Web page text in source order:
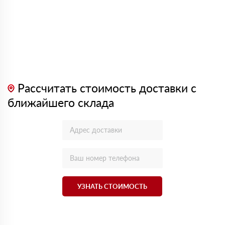
Рассчитать стоимость доставки с
ближайшего склада
УЗНАТЬ СТОИМОСТЬ